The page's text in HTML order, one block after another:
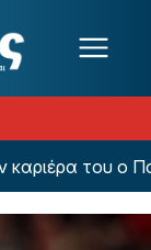
του ο